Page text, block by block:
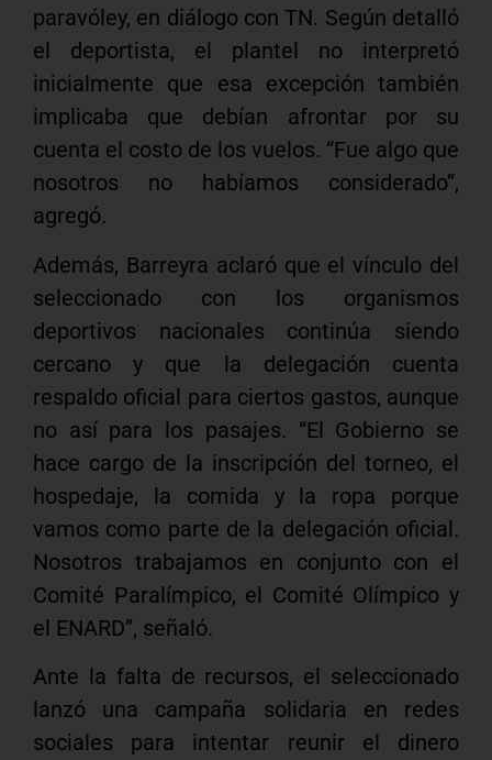
paravóley, en diálogo con TN. Según detalló
el deportista, el plantel no interpretó
inicialmente que esa excepción también
implicaba que debían afrontar por su
cuenta el costo de los vuelos. “Fue algo que
nosotros no habíamos considerado”,
agregó.
Además, Barreyra aclaró que el vínculo del
seleccionado con los organismos
deportivos nacionales continúa siendo
cercano y que la delegación cuenta
respaldo oficial para ciertos gastos, aunque
no así para los pasajes. “El Gobierno se
hace cargo de la inscripción del torneo, el
hospedaje, la comida y la ropa porque
vamos como parte de la delegación oficial.
Nosotros trabajamos en conjunto con el
Comité Paralímpico, el Comité Olímpico y
el ENARD”, señaló.
Ante la falta de recursos, el seleccionado
lanzó una campaña solidaria en redes
sociales para intentar reunir el dinero